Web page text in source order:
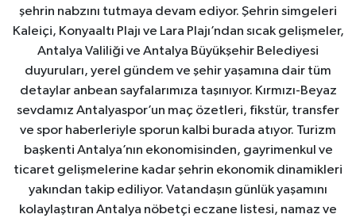
şehrin nabzını tutmaya devam ediyor. Şehrin simgeleri
Kaleiçi, Konyaaltı Plajı ve Lara Plajı’ndan sıcak gelişmeler,
Antalya Valiliği ve Antalya Büyükşehir Belediyesi
duyuruları, yerel gündem ve şehir yaşamına dair tüm
detaylar anbean sayfalarımıza taşınıyor. Kırmızı-Beyaz
sevdamız Antalyaspor’un maç özetleri, fikstür, transfer
ve spor haberleriyle sporun kalbi burada atıyor. Turizm
başkenti Antalya’nın ekonomisinden, gayrimenkul ve
ticaret gelişmelerine kadar şehrin ekonomik dinamikleri
yakından takip ediliyor. Vatandaşın günlük yaşamını
kolaylaştıran Antalya nöbetçi eczane listesi, namaz ve